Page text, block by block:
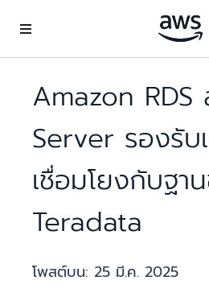
Amazon RDS
Server รองรับ
เชื่อมโยงกับฐา
Teradata
โพสต์บน: 25 มี.ค. 2025